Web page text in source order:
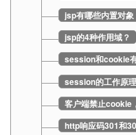
jsp有哪些内置对
jsp的4种作用域？
session和cookie
session的工作原
客户端禁止cookie
http响应码301和